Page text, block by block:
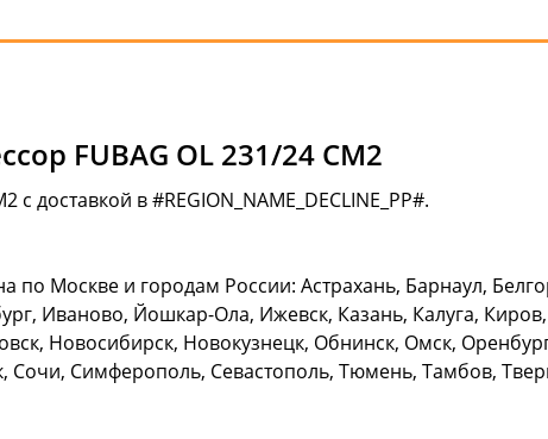
FUBAG OL 231/24 CM2
доставкой в #REGION_NAME_DECLINE_PP#.
по Москве и городам России: Астрахань, Барнаул,
Иваново, Йошкар-Ола, Ижевск, Казань, Калуга,
Новосибирск, Новокузнецк, Обнинск, Омск,
Сочи, Симферополь, Севастополь, Тюмень, Тамбов,